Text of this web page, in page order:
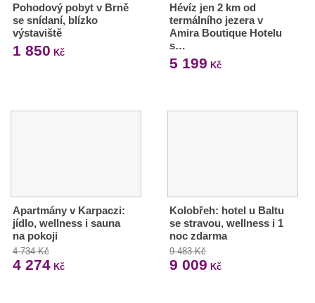
Pohodový pobyt v Brně
se snídaní, blízko
výstaviště
1 850 Kč
Hévíz jen 2 km od
termálního jezera v
Amira Boutique Hotelu
s…
5 199 Kč
Apartmány v Karpaczi:
jídlo, wellness i sauna
na pokoji
4 734 Kč
4 274 Kč
Kolobřeh: hotel u Baltu
se stravou, wellness i 1
noc zdarma
9 483 Kč
9 009 Kč